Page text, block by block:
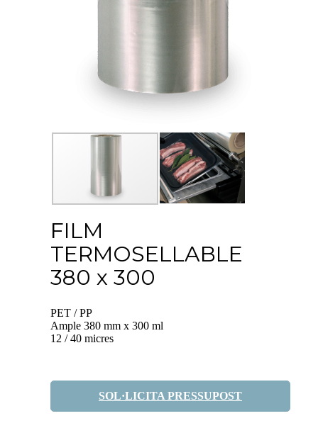
FILM
TERMOSELLABLE
380 x 300
PET / PP
Ample 380 mm x 300 ml
12 / 40 micres
SOL·LICITA PRESSUPOST